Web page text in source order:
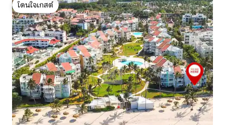
โดนใจเกสต์
โดนใจเกสต์